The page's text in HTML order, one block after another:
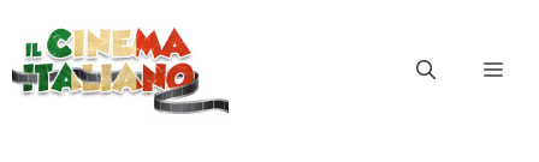
contenuto